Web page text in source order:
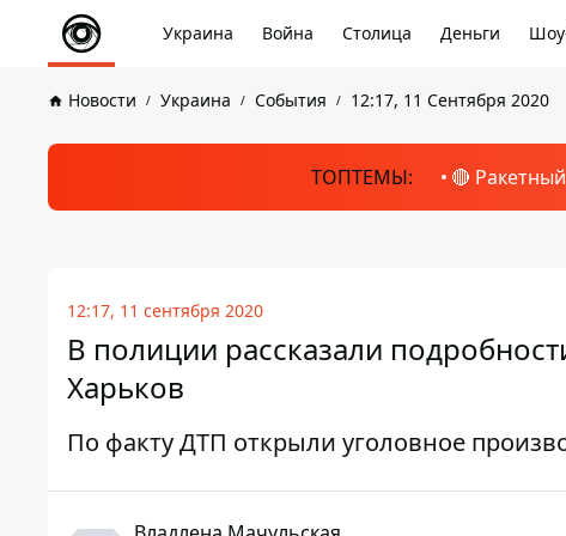
Украина Война Столица Деньги
Новости Украина События 12:17, 11 Сентября 2020
ТОПТЕМЫ: 🔴
12:17, 11 сентября 2020
В полиции рассказали
Харьков
По факту ДТП открыли уголовное